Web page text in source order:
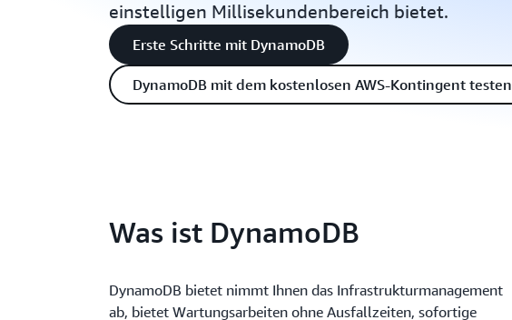
einstelligen Millisekundenbereich bietet.
Erste Schritte mit DynamoDB
DynamoDB mit dem kostenlosen AWS-Kontingent testen
Was ist DynamoDB
DynamoDB bietet nimmt Ihnen das Infrastrukturmanagement
ab, bietet Wartungsarbeiten ohne Ausfallzeiten, sofortige